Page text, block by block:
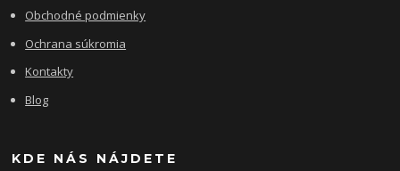
Obchodné podmienky
Ochrana súkromia
Kontakty
Blog
KDE NÁS NÁJDETE